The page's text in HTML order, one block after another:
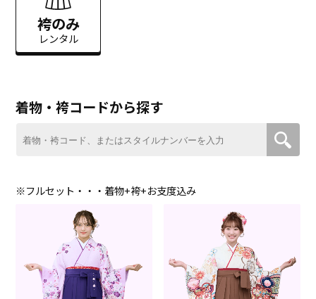
袴のみ
レンタル
着物・袴コードから探す
※フルセット・・・着物+袴+お支度込み